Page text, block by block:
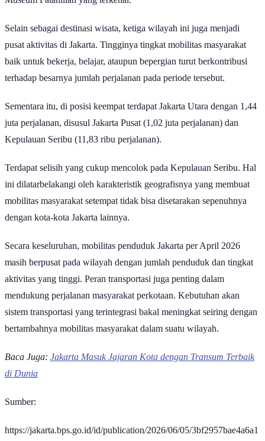
Selain sebagai destinasi wisata, ketiga wilayah ini juga menjadi
pusat aktivitas di Jakarta. Tingginya tingkat mobilitas masyarakat
baik untuk bekerja, belajar, ataupun bepergian turut berkontribusi
terhadap besarnya jumlah perjalanan pada periode tersebut.
Sementara itu, di posisi keempat terdapat Jakarta Utara dengan 1,44
juta perjalanan, disusul Jakarta Pusat (1,02 juta perjalanan) dan
Kepulauan Seribu (11,83 ribu perjalanan).
Terdapat selisih yang cukup mencolok pada Kepulauan Seribu. Hal
ini dilatarbelakangi oleh karakteristik geografisnya yang membuat
mobilitas masyarakat setempat tidak bisa disetarakan sepenuhnya
dengan kota-kota Jakarta lainnya.
Secara keseluruhan, mobilitas penduduk Jakarta per April 2026
masih berpusat pada wilayah dengan jumlah penduduk dan tingkat
aktivitas yang tinggi. Peran transportasi juga penting dalam
mendukung perjalanan masyarakat perkotaan. Kebutuhan akan
sistem transportasi yang terintegrasi bakal meningkat seiring dengan
bertambahnya mobilitas masyarakat dalam suatu wilayah.
Baca Juga: Jakarta Masuk Jajaran Kota dengan Transum Terbaik
di Dunia
Sumber:
https://jakarta.bps.go.id/id/publication/2026/06/05/3bf2957bae4a6a1